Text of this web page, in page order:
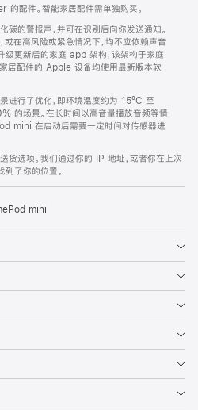
配件。智能家居配件需单独购买。
碳的警报声，并可在识别后向你发送通知。
或在高风险或紧急情况下，均不应依赖声音
级更新后的家庭 app 架构，该架构于家庭
居配件的 Apple 设备均使用最新版本软
进行了优化，即环境温度约为 15ºC 至
的场景。在长时间以高音量播放音频等情
mini 在启动后需要一定时间对传感器进
货选项。我们通过你的 IP 地址，或者你在上次
了你的位置。
mini